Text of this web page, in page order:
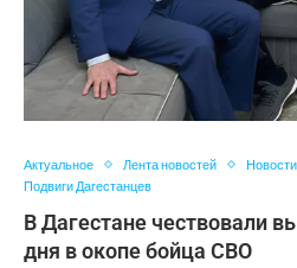
Актуальное Лента новостей Новости
Подвиги Дагестанцев
В Дагестане чествовали
дня в окопе бойца СВО